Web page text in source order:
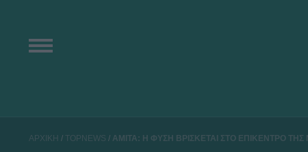
ΑΡΧΙΚΗ / TOPNEWS / AMITA: H ΦΥΣΗ ΒΡΙΣΚΕΤΑΙ ΣΤΟ ΕΠΙΚΕΝΤΡΟ